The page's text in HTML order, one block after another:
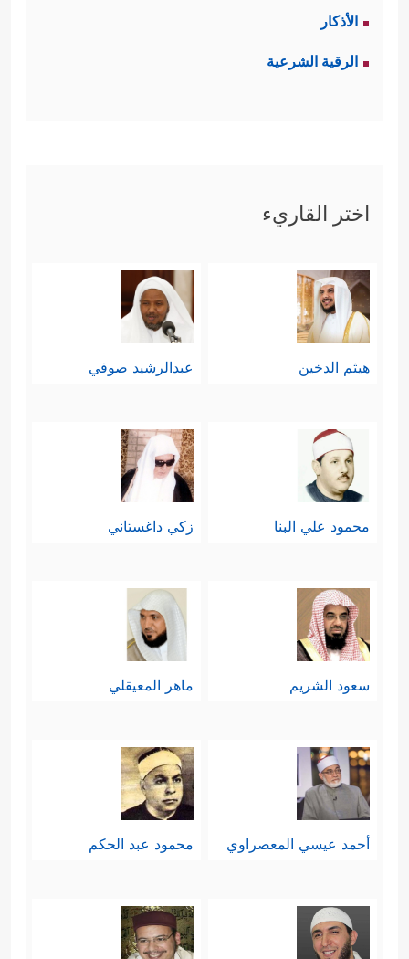
الأذكار
الرقية الشرعية
اختر القاريء
هيثم الدخين عبدالرشيد صوفي
محمود علي البنا زكي داغستاني
سعود الشريم ماهر المعيقلي
أحمد عيسي المعصراوي محمود عبد الحكم